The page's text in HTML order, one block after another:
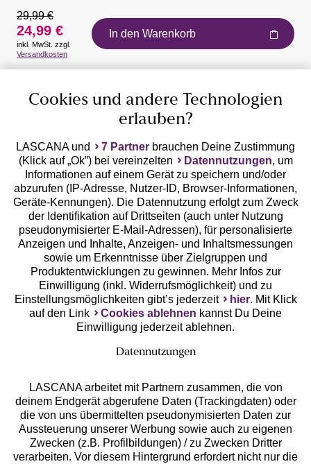
Auszeichnungen
Geprüfte Sicherheit
Unsere Apps
Services
Beratung
29,99 €
24,99 €
inkl. MwSt. zzgl.
Versandkosten
In den Warenkorb
Cookies und andere Technologien
erlauben?
LASCANA und 7 Partner brauchen Deine Zustimmung
(Klick auf „Ok”) bei vereinzelten
Datennutzungen, um
Informationen auf einem Gerät zu speichern und/oder
abzurufen (IP-Adresse, Nutzer-ID, Browser-Informationen,
Geräte-Kennungen). Die Datennutzung erfolgt zum Zweck
der Identifikation auf Drittseiten (auch unter Nutzung
pseudonymisierter E-Mail-Adressen), für personalisierte
Anzeigen und Inhalte, Anzeigen- und Inhaltsmessungen
sowie um Erkenntnisse über Zielgruppen und
Produktentwicklungen zu gewinnen. Mehr Infos zur
Einwilligung (inkl. Widerrufsmöglichkeit) und zu
Einstellungsmöglichkeiten gibt’s jederzeit
hier. Mit Klick
auf den Link
Cookies ablehnen kannst Du Deine
Einwilligung jederzeit ablehnen.
Datennutzungen
LASCANA arbeitet mit Partnern zusammen, die von
deinem Endgerät abgerufene Daten (Trackingdaten) oder
die von uns übermittelten pseudonymisierten Daten zur
Aussteuerung unserer Werbung sowie auch zu eigenen
Zwecken (z.B. Profilbildungen) / zu Zwecken Dritter
verarbeiten. Vor diesem Hintergrund erfordert nicht nur die